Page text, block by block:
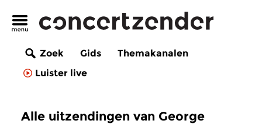
Zoek Gids
Themakanalen
Luister live
Alle uitzendingen van George